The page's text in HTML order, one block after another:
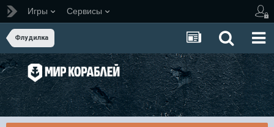
Игры Сервисы
Флудилка